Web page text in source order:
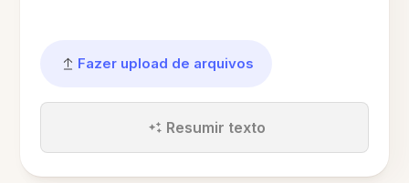
Fazer upload de arquivos
Resumir texto